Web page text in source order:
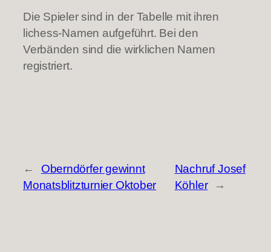
Die Spieler sind in der Tabelle mit ihren
lichess-Namen aufgeführt. Bei den
Verbänden sind die wirklichen Namen
registriert.
←
Oberndörfer gewinnt
Monatsblitzturnier Oktober
Nachruf Josef
Köhler
→